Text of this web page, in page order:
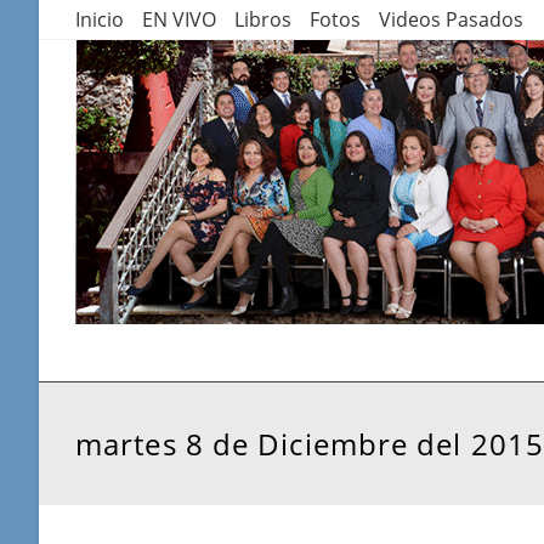
contenido
Inicio EN VIVO Libros Fotos Videos Pasados
martes 8 de Diciembre del 2015